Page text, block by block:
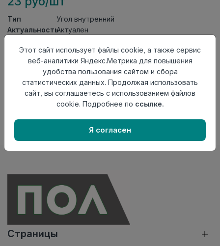
Тип
Угол внутренний
АктуальностьАктуален
Осталось126 шт
Добавить в корзину
Внимание! Внешний вид товара может отличаться от
представленного на настоящем сайте. Проверяйте
в момент приобретения товара.
Страницы
Этот сайт использует файлы cookie, а также сервис
веб-аналитики Яндекс.Метрика для повышения
удобства пользования сайтом и сбора
статистических данных. Продолжая использовать
сайт, вы соглашаетесь с использованием файлов
cookie. Подробнее по ссылке.
Я согласен